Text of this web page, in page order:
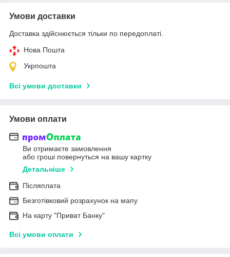
Умови доставки
Доставка здійснюється тільки по передоплаті.
Нова Пошта
Укрпошта
Всі умови доставки
Умови оплати
Ви отримаєте замовлення
або гроші повернуться на вашу картку
Детальніше
Післяплата
Безготівковий розрахунок на мапу
На карту "Приват Банку"
Всі умови оплати